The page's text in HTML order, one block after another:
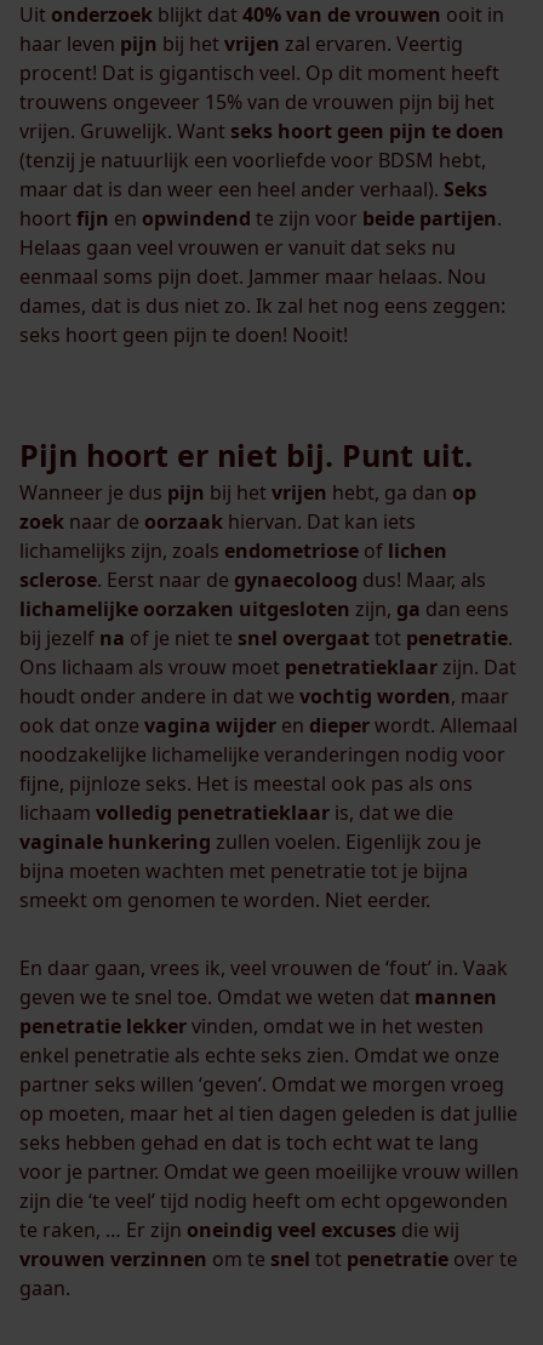
Uit onderzoek blijkt dat 40% van de vrouwen ooit in
haar leven pijn bij het vrijen zal ervaren. Veertig
procent! Dat is gigantisch veel. Op dit moment heeft
trouwens ongeveer 15% van de vrouwen pijn bij het
vrijen. Gruwelijk. Want seks hoort geen pijn te doen
(tenzij je natuurlijk een voorliefde voor BDSM hebt,
maar dat is dan weer een heel ander verhaal). Seks
hoort fijn en opwindend te zijn voor beide partijen.
Helaas gaan veel vrouwen er vanuit dat seks nu
eenmaal soms pijn doet. Jammer maar helaas. Nou
dames, dat is dus niet zo. Ik zal het nog eens zeggen:
seks hoort geen pijn te doen! Nooit!
Pijn hoort er niet bij. Punt uit.
Wanneer je dus pijn bij het vrijen hebt, ga dan op
zoek naar de oorzaak hiervan. Dat kan iets
lichamelijks zijn, zoals endometriose of lichen
sclerose. Eerst naar de gynaecoloog dus! Maar, als
lichamelijke oorzaken uitgesloten zijn, ga dan eens
bij jezelf na of je niet te snel overgaattot penetratie.
Ons lichaam als vrouw moet penetratieklaarzijn. Dat
houdt onder andere in dat we vochtig worden, maar
ook dat onze vagina wijder en dieperwordt. Allemaal
noodzakelijke lichamelijke veranderingen nodig voor
fijne, pijnloze seks. Het is meestal ook pas als ons
lichaam volledig penetratieklaar is, dat we die
vaginale hunkering zullen voelen. Eigenlijk zou je
bijna moeten wachten met penetratie tot je bijna
smeekt om genomen te worden. Niet eerder.
En daar gaan, vrees ik, veel vrouwen de ‘fout’ in. Vaak
geven we te snel toe. Omdat we weten dat mannen
penetratie lekkervinden, omdat we in het westen
enkel penetratie als echte seks zien. Omdat we onze
partner seks willen ‘geven’. Omdat we morgen vroeg
op moeten, maar het al tien dagen geleden is dat jullie
seks hebben gehad en dat is toch echt wat te lang
voor je partner. Omdat we geen moeilijke vrouw willen
zijn die ‘te veel’ tijd nodig heeft om echt opgewonden
te raken, … Er zijn oneindig veel excuses die wij
vrouwen verzinnen om te snel tot penetratie over te
gaan.